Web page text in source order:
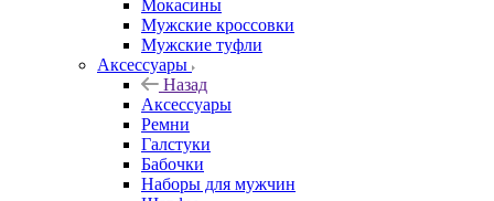
Мокасины
Мужские кроссовки
Мужские туфли
Аксессуары
Назад
Аксессуары
Ремни
Галстуки
Бабочки
Наборы для мужчин